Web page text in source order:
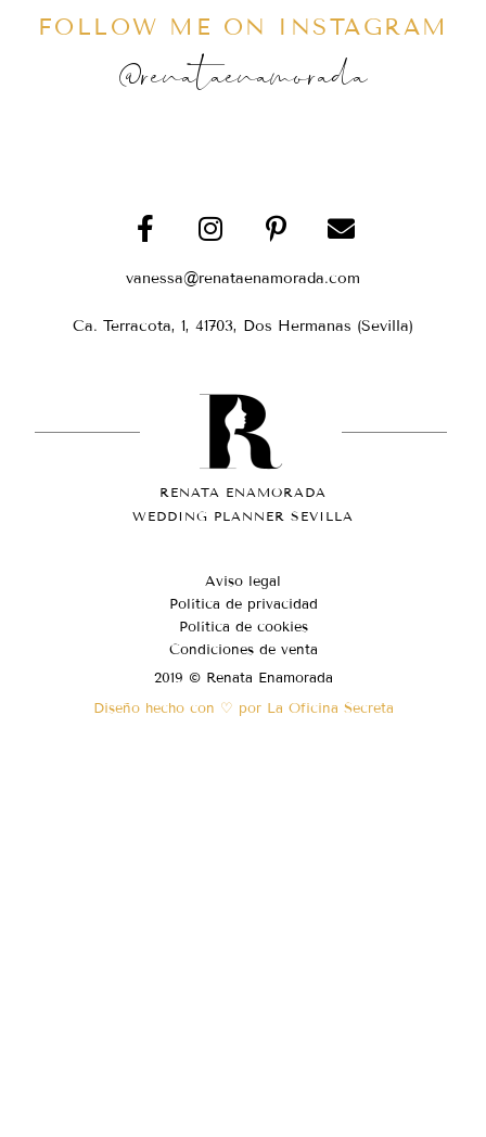
FOLLOW ME ON INSTAGRAM
@renataenamorada
vanessa@renataenamorada.com
Ca. Terracota, 1, 41703, Dos Hermanas (Sevilla)
RENATA ENAMORADA
WEDDING PLANNER SEVILLA
Aviso legal
Política de privacidad
Política de cookies
Condiciones de venta
2019 © Renata Enamorada
Diseño hecho con ♡ por La Oficina Secreta